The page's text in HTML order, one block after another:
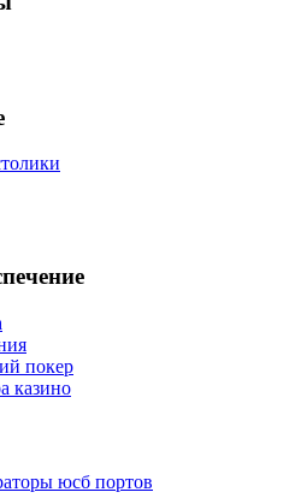
покер
казино
юсб портов